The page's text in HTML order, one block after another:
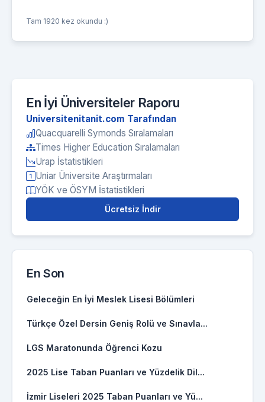
Tam 1920 kez okundu :)
En İyi Üniversiteler Raporu
Universitenitanit.com Tarafından
Quacquarelli Symonds Sıralamaları
Times Higher Education Sıralamaları
Urap İstatistikleri
Uniar Üniversite Araştırmaları
YÖK ve ÖSYM İstatistikleri
Ücretsiz İndir
En Son
Geleceğin En İyi Meslek Lisesi Bölümleri
Türkçe Özel Dersin Geniş Rolü ve Sınavla...
LGS Maratonunda Öğrenci Kozu
2025 Lise Taban Puanları ve Yüzdelik Dil...
İzmir Liseleri 2025 Taban Puanları ve Yü...